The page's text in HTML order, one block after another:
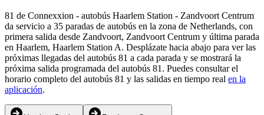
81 de Connexxion - autobús Haarlem Station - Zandvoort Centrum
da servicio a 35 paradas de autobús en la zona de Netherlands, con
primera salida desde Zandvoort, Zandvoort Centrum y última parada
en Haarlem, Haarlem Station A. Desplázate hacia abajo para ver las
próximas llegadas del autobús 81 a cada parada y se mostrará la
próxima salida programada del autobús 81. Puedes consultar el
horario completo del autobús 81 y las salidas en tiempo real en la
aplicación.